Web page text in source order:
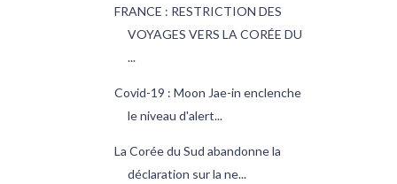
FRANCE : RESTRICTION DES
VOYAGES VERS LA CORÉE DU
...
Covid-19 : Moon Jae-in enclenche
le niveau d'alert...
La Corée du Sud abandonne la
déclaration sur la ne...